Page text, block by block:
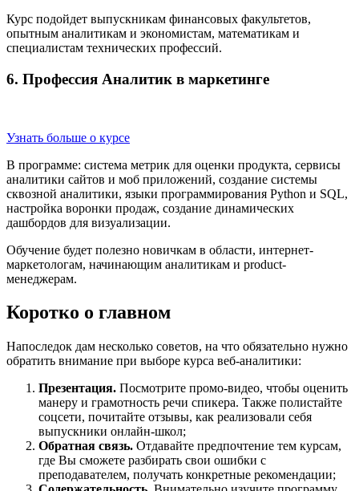
Курс подойдет выпускникам финансовых факультетов,
опытным аналитикам и экономистам, математикам и
специалистам технических профессий.
6. Профессия Аналитик в маркетинге
Узнать больше о курсе
В программе: система метрик для оценки продукта, сервисы
аналитики сайтов и моб приложений, создание системы
сквозной аналитики, языки программирования Python и SQL,
настройка воронки продаж, создание динамических
дашбордов для визуализации.
Обучение будет полезно новичкам в области, интернет-
маркетологам, начинающим аналитикам и product-
менеджерам.
Коротко о главном
Напоследок дам несколько советов, на что обязательно нужно
обратить внимание при выборе курса веб-аналитики:
Презентация. Посмотрите промо-видео, чтобы оценить
манеру и грамотность речи спикера. Также полистайте
соцсети, почитайте отзывы, как реализовали себя
выпускники онлайн-школ;
Обратная связь. Отдавайте предпочтение тем курсам,
где Вы сможете разбирать свои ошибки с
преподавателем, получать конкретные рекомендации;